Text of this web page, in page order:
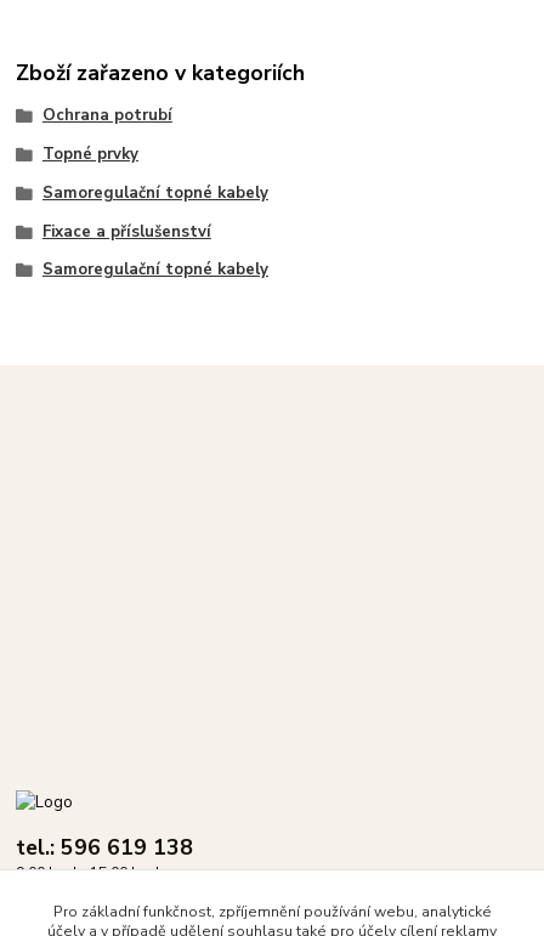
Zboží zařazeno v kategoriích
Ochrana potrubí
Topné prvky
Samoregulační topné kabely
Fixace a příslušenství
Samoregulační topné kabely
tel.: 596 619 138
9.00 hod - 15.00 hod.
info@dasix.cz
Pro základní funkčnost, zpříjemnění používání webu, analytické
účely a v případě udělení souhlasu také pro účely cílení reklamy